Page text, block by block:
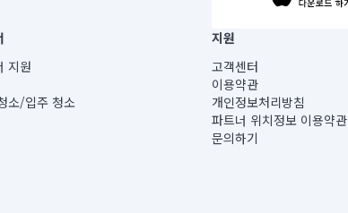
14-5-00019 |
보) |
딩) B동 5층
미소
지원
소/입주 청소
지원
고객센터
이용약관
개인정보처리방침
파트너 위치정보 이용약관
문의하기